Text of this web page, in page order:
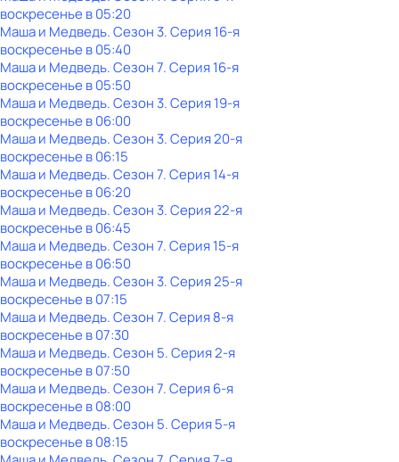
воскресенье в05:20
Маша и Медведь. Сезон 3. Серия 16-я
воскресенье в05:40
Маша и Медведь. Сезон 7. Серия 16-я
воскресенье в05:50
Маша и Медведь. Сезон 3. Серия 19-я
воскресенье в06:00
Маша и Медведь. Сезон 3. Серия 20-я
воскресенье в06:15
Маша и Медведь. Сезон 7. Серия 14-я
воскресенье в06:20
Маша и Медведь. Сезон 3. Серия 22-я
воскресенье в06:45
Маша и Медведь. Сезон 7. Серия 15-я
воскресенье в06:50
Маша и Медведь. Сезон 3. Серия 25-я
воскресенье в07:15
Маша и Медведь. Сезон 7. Серия 8-я
воскресенье в07:30
Маша и Медведь. Сезон 5. Серия 2-я
воскресенье в07:50
Маша и Медведь. Сезон 7. Серия 6-я
воскресенье в08:00
Маша и Медведь. Сезон 5. Серия 5-я
воскресенье в08:15